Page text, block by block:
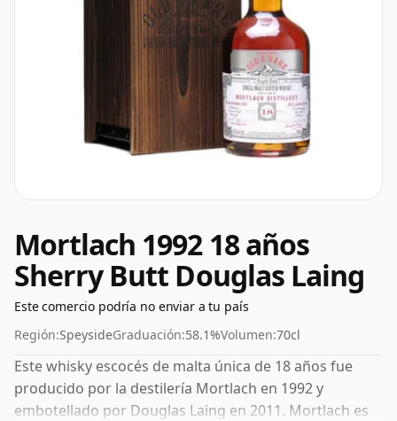
Mortlach 1992 18 años
Sherry Butt Douglas Laing
Este comercio podría no enviar a tu país
Región:SpeysideGraduación:58.1%Volumen:70cl
Este whisky escocés de malta única de 18 años fue
producido por la destilería Mortlach en 1992 y
embotellado por Douglas Laing en 2011. Mortlach es